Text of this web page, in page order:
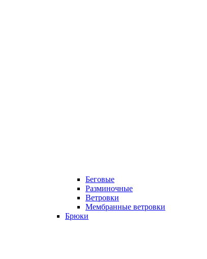
Беговые
Разминочные
Ветровки
Мембранные ветровки
Брюки